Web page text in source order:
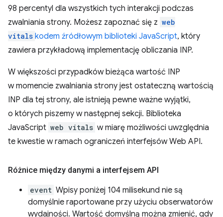
98 percentyl dla wszystkich tych interakcji podczas
zwalniania strony. Możesz zapoznać się z web
vitals kodem źródłowym biblioteki JavaScript, który
zawiera przykładową implementację obliczania INP.
W większości przypadków bieżąca wartość INP
w momencie zwalniania strony jest ostateczną wartością
INP dla tej strony, ale istnieją pewne ważne wyjątki,
o których piszemy w następnej sekcji. Biblioteka
JavaScript web vitals w miarę możliwości uwzględnia
te kwestie w ramach ograniczeń interfejsów Web API.
Różnice między danymi a interfejsem API
event Wpisy poniżej 104 milisekund nie są
domyślnie raportowane przy użyciu obserwatorów
wydajności. Wartość domyślną można zmienić, gdy